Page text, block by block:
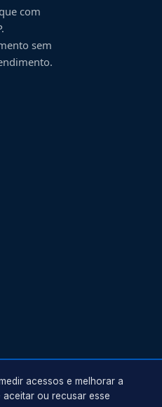
com
.
sem
acessos e melhorar a
ou recusar esse